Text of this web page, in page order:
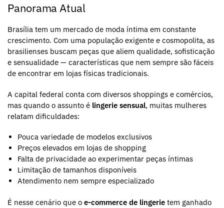
Panorama Atual
Brasília tem um mercado de moda íntima em constante
crescimento. Com uma população exigente e cosmopolita, as
brasilienses buscam peças que aliem qualidade, sofisticação
e sensualidade — características que nem sempre são fáceis
de encontrar em lojas físicas tradicionais.
A capital federal conta com diversos shoppings e comércios,
mas quando o assunto é lingerie sensual, muitas mulheres
relatam dificuldades:
Pouca variedade de modelos exclusivos
Preços elevados em lojas de shopping
Falta de privacidade ao experimentar peças íntimas
Limitação de tamanhos disponíveis
Atendimento nem sempre especializado
É nesse cenário que o e-commerce de lingerie tem ganhado